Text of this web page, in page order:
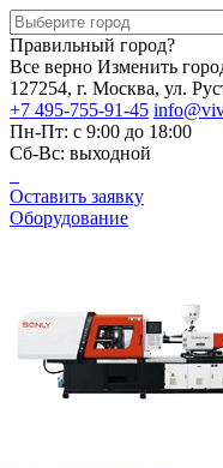
Правильный город?
Все верно Изменить
127254, г. Москва, ул.
+7 495-755-91-45
Пн-Пт: с 9:00 до 18:00
Сб-Вс: выходной
Оставить заявку
Оборудование